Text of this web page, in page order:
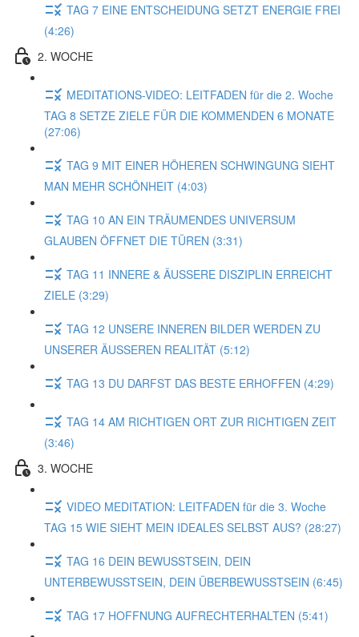
TAG 7 EINE ENTSCHEIDUNG SETZT ENERGIE FREI
(4:26)
2. WOCHE
MEDITATIONS-VIDEO: LEITFADEN für die 2. Woche
TAG 8 SETZE ZIELE FÜR DIE KOMMENDEN 6 MONATE
(27:06)
TAG 9 MIT EINER HÖHEREN SCHWINGUNG SIEHT
MAN MEHR SCHÖNHEIT (4:03)
TAG 10 AN EIN TRÄUMENDES UNIVERSUM
GLAUBEN ÖFFNET DIE TÜREN (3:31)
TAG 11 INNERE & ÄUSSERE DISZIPLIN ERREICHT
ZIELE (3:29)
TAG 12 UNSERE INNEREN BILDER WERDEN ZU
UNSERER ÄUSSEREN REALITÄT (5:12)
TAG 13 DU DARFST DAS BESTE ERHOFFEN (4:29)
TAG 14 AM RICHTIGEN ORT ZUR RICHTIGEN ZEIT
(3:46)
3. WOCHE
VIDEO MEDITATION: LEITFADEN für die 3. Woche
TAG 15 WIE SIEHT MEIN IDEALES SELBST AUS? (28:27)
TAG 16 DEIN BEWUSSTSEIN, DEIN
UNTERBEWUSSTSEIN, DEIN ÜBERBEWUSSTSEIN (6:45)
TAG 17 HOFFNUNG AUFRECHTERHALTEN (5:41)